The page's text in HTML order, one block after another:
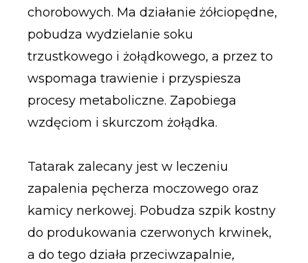
chorobowych. Ma działanie żółciopędne,
pobudza wydzielanie soku
trzustkowego i żołądkowego, a przez to
wspomaga trawienie i przyspiesza
procesy metaboliczne. Zapobiega
wzdęciom i skurczom żołądka.
Tatarak zalecany jest w leczeniu
zapalenia pęcherza moczowego oraz
kamicy nerkowej. Pobudza szpik kostny
do produkowania czerwonych krwinek,
a do tego działa przeciwzapalnie,